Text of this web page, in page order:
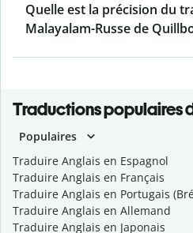
Quelle est la précision du
Malayalam-Russe de
Traductions populaires
Populaires
Traduire Anglais en Espagnol
Traduire Anglais en Français
Traduire Anglais en Portugais
Traduire Anglais en Allemand
Traduire Anglais en Japonais